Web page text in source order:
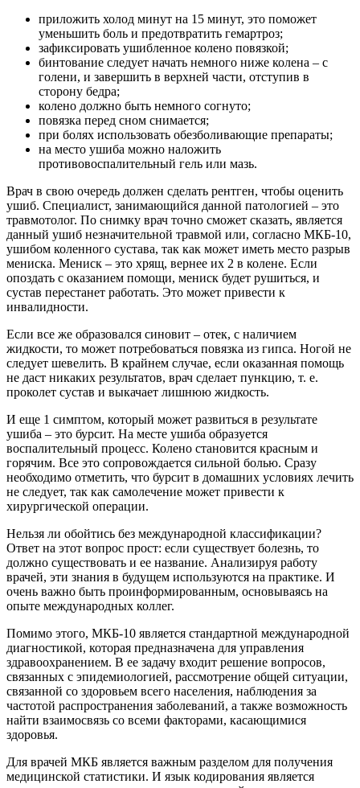
приложить холод минут на 15 минут, это поможет
уменьшить боль и предотвратить гемартроз;
зафиксировать ушибленное колено повязкой;
бинтование следует начать немного ниже колена – с
голени, и завершить в верхней части, отступив в
сторону бедра;
колено должно быть немного согнуто;
повязка перед сном снимается;
при болях использовать обезболивающие препараты;
на место ушиба можно наложить
противовоспалительный гель или мазь.
Врач в свою очередь должен сделать рентген, чтобы оценить
ушиб. Специалист, занимающийся данной патологией – это
травмотолог. По снимку врач точно сможет сказать, является
данный ушиб незначительной травмой или, согласно МКБ-10,
ушибом коленного сустава, так как может иметь место разрыв
мениска. Мениск – это хрящ, вернее их 2 в колене. Если
опоздать с оказанием помощи, мениск будет рушиться, и
сустав перестанет работать. Это может привести к
инвалидности.
Если все же образовался синовит – отек, с наличием
жидкости, то может потребоваться повязка из гипса. Ногой не
следует шевелить. В крайнем случае, если оказанная помощь
не даст никаких результатов, врач сделает пункцию, т. е.
проколет сустав и выкачает лишнюю жидкость.
И еще 1 симптом, который может развиться в результате
ушиба – это бурсит. На месте ушиба образуется
воспалительный процесс. Колено становится красным и
горячим. Все это сопровождается сильной болью. Сразу
необходимо отметить, что бурсит в домашних условиях лечить
не следует, так как самолечение может привести к
хирургической операции.
Нельзя ли обойтись без международной классификации?
Ответ на этот вопрос прост: если существует болезнь, то
должно существовать и ее название. Анализируя работу
врачей, эти знания в будущем используются на практике. И
очень важно быть проинформированным, основываясь на
опыте международных коллег.
Помимо этого, МКБ-10 является стандартной международной
диагностикой, которая предназначена для управления
здравоохранением. В ее задачу входит решение вопросов,
связанных с эпидемиологией, рассмотрение общей ситуации,
связанной со здоровьем всего населения, наблюдения за
частотой распространения заболеваний, а также возможность
найти взаимосвязь со всеми факторами, касающимися
здоровья.
Для врачей МКБ является важным разделом для получения
медицинской статистики. И язык кодирования является